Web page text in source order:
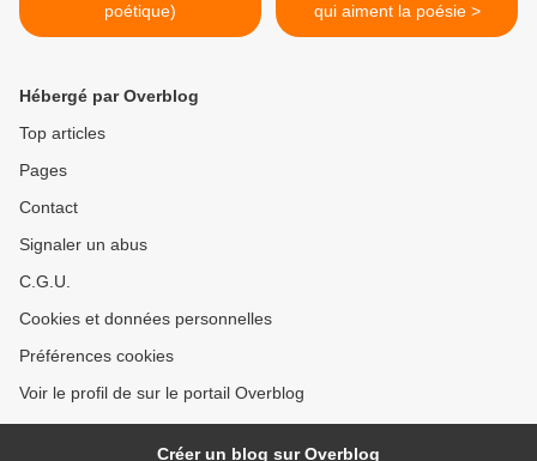
poétique)
qui aiment la poésie >
Hébergé par Overblog
Top articles
Pages
Contact
Signaler un abus
C.G.U.
Cookies et données personnelles
Préférences cookies
Voir le profil de sur le portail Overblog
Créer un blog sur Overblog